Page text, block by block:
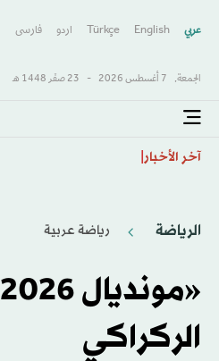
عربي English
Türkçe اردو فارسى
الجمعة, 7 أغسطس 2026 - 23 صفَر 1448 هـ
آخر الأخبار
الرياضة رياضة عربية
الركراكي